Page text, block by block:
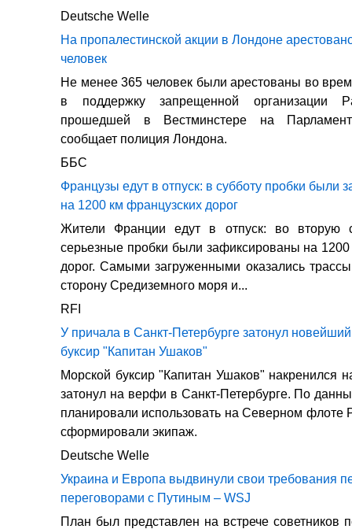
Deutsche Welle
На пропалестинской акции в Лондоне
человек
Не менее 365 человек были арестованы во
в поддержку запрещенной организации
прошедшей в Вестминстере на
сообщает полиция Лондона.
ББС
Французы едут в отпуск: в субботу пробки были
на 1200 км французских дорог
Жители Франции едут в отпуск: во вторую
серьезные пробки были зафиксированы на
дорог. Самыми загруженными оказались
сторону Средиземного моря и...
RFI
У причала в Санкт-Петербурге затонул новейший
буксир "Капитан Ушаков"
Морской буксир "Капитан Ушаков" накренился
затонул на верфи в Санкт-Петербурге. По
планировали использовать на Северном флоте
сформировали экипаж.
Deutsche Welle
Украина и Европа выдвинули свои требования
переговорами с Путиным – WSJ
План был представлен на встрече советников